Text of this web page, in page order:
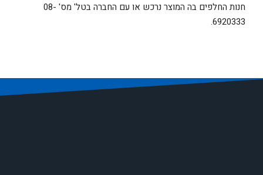
חנות החלפים בה המוצר נרכש או עם החברה בטל' מס' 08-
6920333.